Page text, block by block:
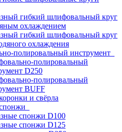
гибкий шлифовальный круг
охлаждением
гибкий шлифовальный круг
охлаждения
полировальный инструмент
полировальный
D250
полировальный
BUFF
и свёрла
спонжи D100
спонжи D125